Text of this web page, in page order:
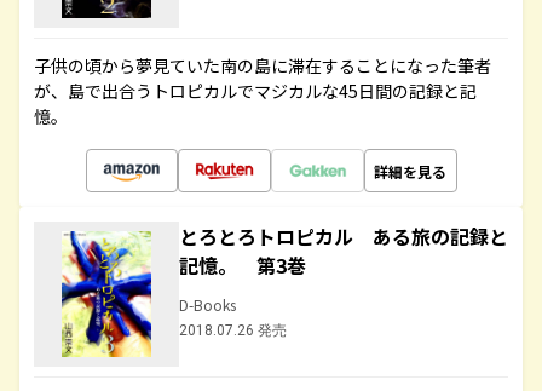
子供の頃から夢見ていた南の島に滞在することになった筆者
が、島で出合うトロピカルでマジカルな45日間の記録と記
憶。
詳細を見る
とろとろトロピカル ある旅の記録と
記憶。 第3巻
D-Books
2018.07.26 発売